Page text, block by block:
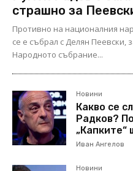
страшно за
Противно на националния
се е събрал с Делян Пеевски,
Народното събрание...
Новини
Какво се
Радков?
„Капките“
Иван Ангелов
Новини